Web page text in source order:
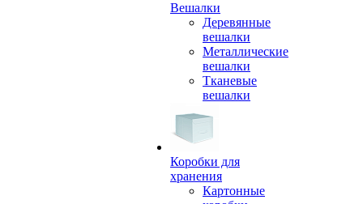
Вешалки
Деревянные
вешалки
Металлические
вешалки
Тканевые
вешалки
Коробки для
хранения
Картонные